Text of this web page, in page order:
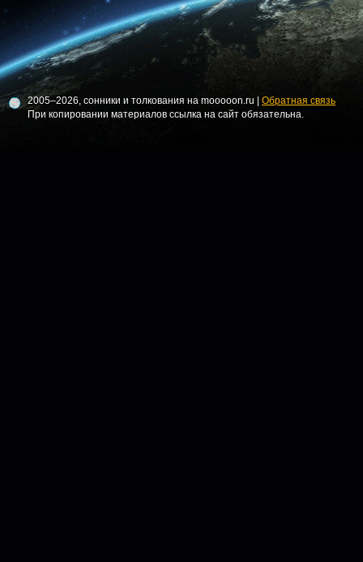
2005–2026, сонники и толкования на mooooon.ru | Обратная связь
При копировании материалов ссылка на сайт обязательна.